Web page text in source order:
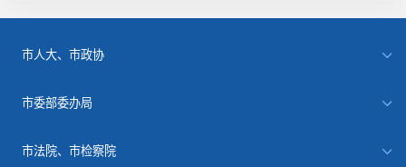
市人大、市政协
市委部委办局
市法院、市检察院